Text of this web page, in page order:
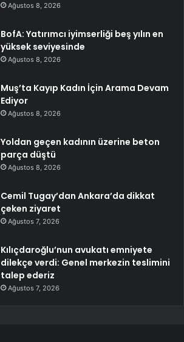
Ağustos 8, 2026
BofA: Yatırımcı iyimserliği beş yılın en
yüksek seviyesinde
Ağustos 8, 2026
Muş’ta Kayıp Kadın İçin Arama Devam
Ediyor
Ağustos 8, 2026
Yoldan geçen kadının üzerine beton
parça düştü
Ağustos 8, 2026
Cemil Tugay’dan Ankara’da dikkat
çeken ziyaret
Ağustos 7, 2026
Kılıçdaroğlu’nun avukatı emniyete
dilekçe verdi: Genel merkezin teslimini
talep ederiz
Ağustos 7, 2026